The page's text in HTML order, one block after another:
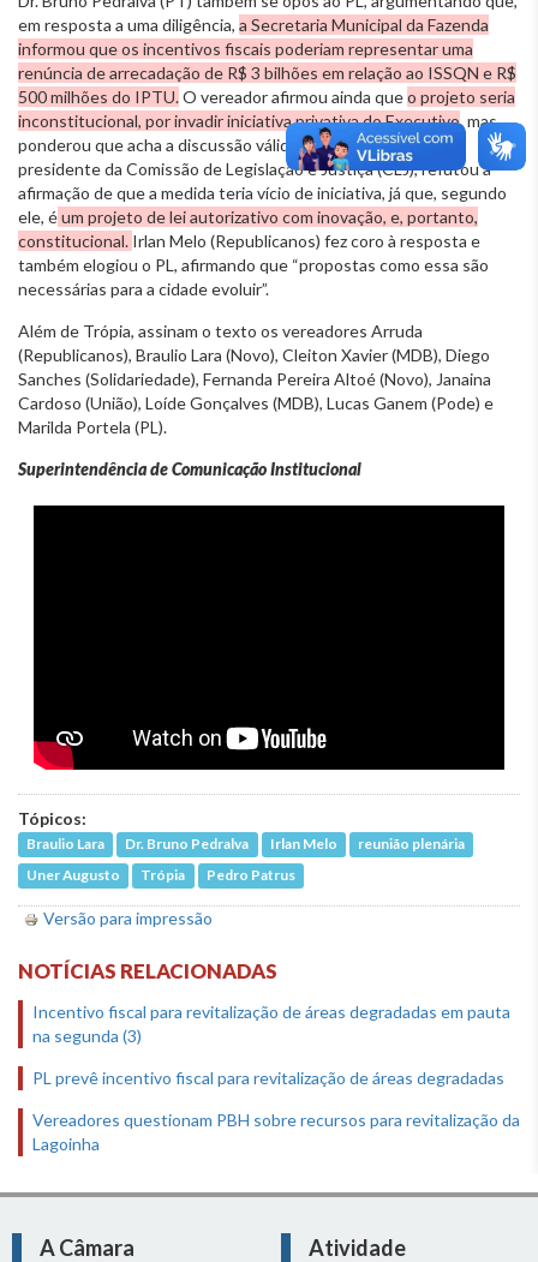
em resposta a uma diligência, a Secretaria Municipal da Fazenda
informou que os incentivos fiscais poderiam representar uma
renúncia de arrecadação de R$ 3 bilhões em relação ao ISSQN e R$
500 milhões do IPTU.O vereador afirmou ainda queo projeto seria
inconstitucional, por invadir iniciativa privativa do Executivo, mas
ponderou que acha a discussão válida. Uner Augusto (PL),
presidente da Comissão de Legislação e Justiça (CLJ), refutou a
afirmação de que a medida teria vício de iniciativa, já que, segundo
ele, éum projeto de lei autorizativo com inovação, e, portanto,
constitucional. Irlan Melo (Republicanos) fez coro à resposta e
também elogiou o PL, afirmando que “propostas como essa são
necessárias para a cidade evoluir”.
Além de Trópia, assinam o texto os vereadores Arruda
(Republicanos), Braulio Lara (Novo), Cleiton Xavier (MDB), Diego
Sanches (Solidariedade), Fernanda Pereira Altoé (Novo), Janaina
Cardoso (União), Loíde Gonçalves (MDB), Lucas Ganem (Pode) e
Marilda Portela (PL).
Superintendência de Comunicação Institucional
Tópicos:
Braulio Lara Dr. Bruno Pedralva Irlan Melo
reunião plenária
Uner Augusto
Trópia Pedro Patrus
Versão para impressão
NOTÍCIAS RELACIONADAS
Incentivo fiscal para revitalização de áreas degradadas em pauta
na segunda (3)
PL prevê incentivo fiscal para revitalização de áreas degradadas
Vereadores questionam PBH sobre recursos para revitalização da
Lagoinha
A Câmara
Atividade